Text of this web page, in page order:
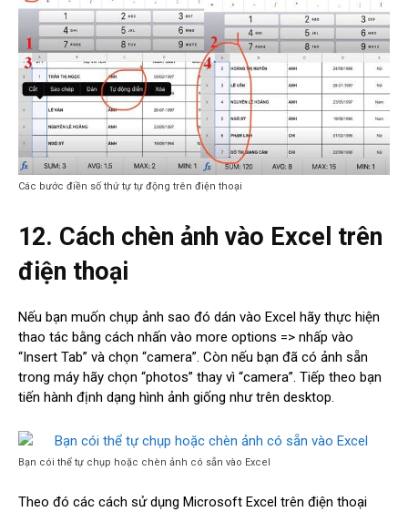
Các bước điền số thứ tự tự động trên điện thoại
12. Cách chèn ảnh vào Excel trên
điện thoại
Nếu bạn muốn chụp ảnh sao đó dán vào Excel hãy thực hiện
thao tác bằng cách nhấn vào more options => nhấp vào
“Insert Tab” và chọn “camera”. Còn nếu bạn đã có ảnh sẵn
trong máy hãy chọn “photos” thay vì “camera”. Tiếp theo bạn
tiến hành định dạng hình ảnh giống như trên desktop.
Bạn cói thể tự chụp hoặc chèn ảnh có sẵn vào Excel
Theo đó các cách sử dụng Microsoft Excel trên điện thoại